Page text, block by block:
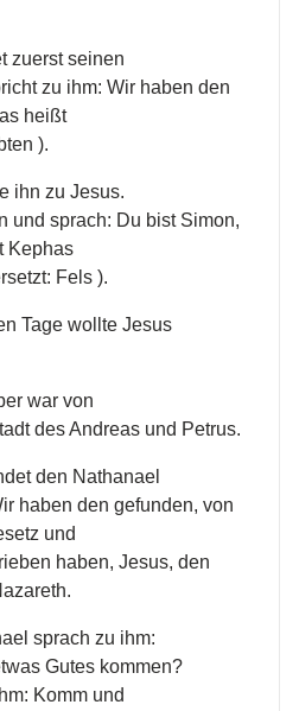
zuerst seinen
zu ihm: Wir haben den
heißt
).
ihn zu Jesus.
und sprach: Du bist Simon,
Kephas
Fels ).
Tage wollte Jesus
war von
des Andreas und Petrus.
den Nathanael
haben den gefunden, von
und
haben, Jesus, den
sprach zu ihm:
Gutes kommen?
Komm und